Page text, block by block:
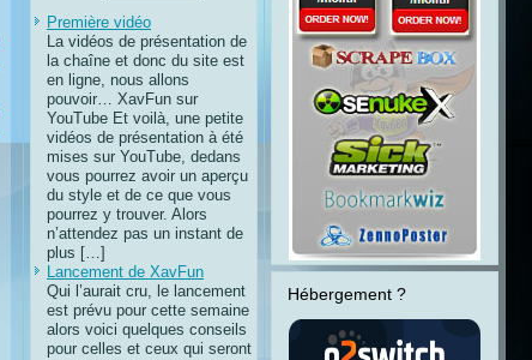
Première vidéo
La vidéos de présentation de
la chaîne et donc du site est
en ligne, nous allons
pouvoir… XavFun sur
YouTube Et voilà, une petite
vidéos de présentation à été
mises sur YouTube, dedans
vous pourrez avoir un aperçu
du style et de ce que vous
pourrez y trouver. Alors
n’attendez pas un instant de
plus […]
Lancement de XavFun
Qui l’aurait cru, le lancement
est prévu pour cette semaine
alors voici quelques conseils
pour celles et ceux qui seront
Hébergement ?